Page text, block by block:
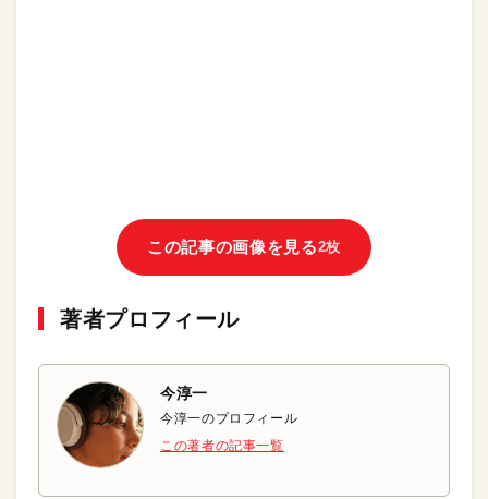
この記事の画像を見る2枚
著者プロフィール
今淳一
今淳一のプロフィール
この著者の記事一覧